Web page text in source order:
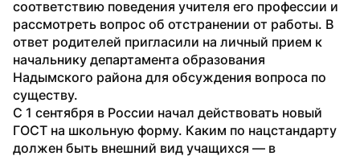
соответствию поведения учителя его профессии и
рассмотреть вопрос об отстранении от работы. В
ответ родителей пригласили на личный прием к
начальнику департамента образования
Надымского района для обсуждения вопроса по
существу.
С 1 сентября в России начал действовать новый
ГОСТ на школьную форму. Каким по нацстандарту